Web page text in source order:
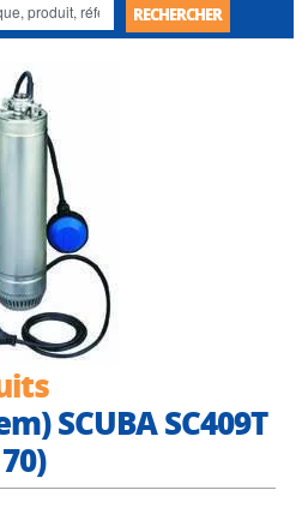
RECHERCHER
SCUBA SC409T